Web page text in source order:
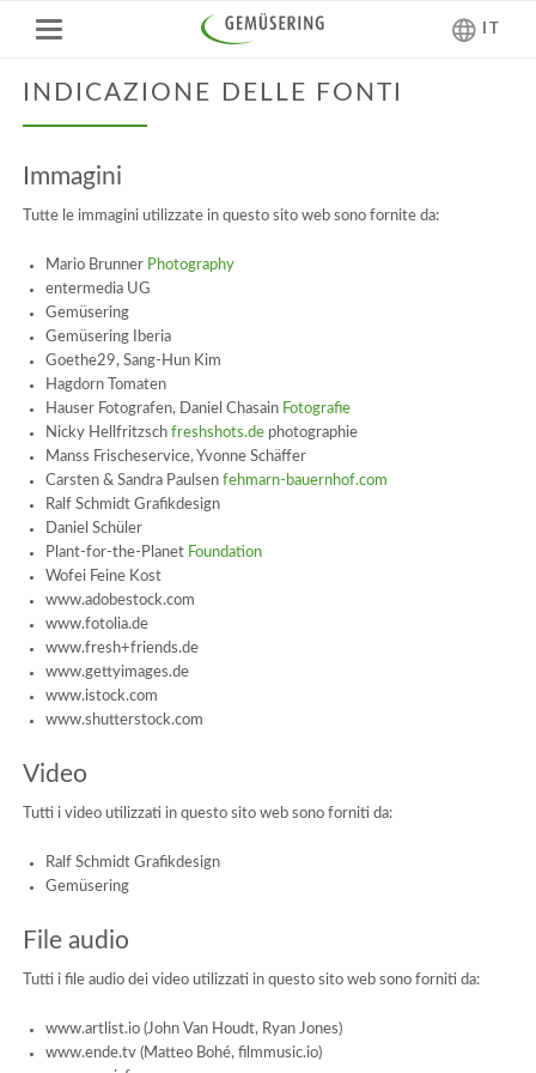
IT
INDICAZIONE DELLE FONTI
Immagini
Tutte le immagini utilizzate in questo sito web sono fornite da:
Mario Brunner Photography
entermedia UG
Gemüsering
Gemüsering Iberia
Goethe29, Sang-Hun Kim
Hagdorn Tomaten
Hauser Fotografen, Daniel Chasain Fotografie
Nicky Hellfritzsch freshshots.dephotographie
Manss Frischeservice, Yvonne Schäffer
Carsten & Sandra Paulsen fehmarn-bauernhof.com
Ralf Schmidt Grafikdesign
Daniel Schüler
Plant-for-the-Planet Foundation
Wofei Feine Kost
www.adobestock.com
www.fotolia.de
www.fresh+friends.de
www.gettyimages.de
www.istock.com
www.shutterstock.com
Video
Tutti i video utilizzati in questo sito web sono forniti da:
Ralf Schmidt Grafikdesign
Gemüsering
File audio
Tutti i file audio dei video utilizzati in questo sito web sono forniti da:
www.artlist.io (John Van Houdt, Ryan Jones)
www.ende.tv (Matteo Bohé, filmmusic.io)